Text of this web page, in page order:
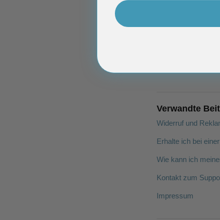
Verwandte
Widerruf und
Erhalte ich bei
Wie kann ich
Kontakt zum
Impressum